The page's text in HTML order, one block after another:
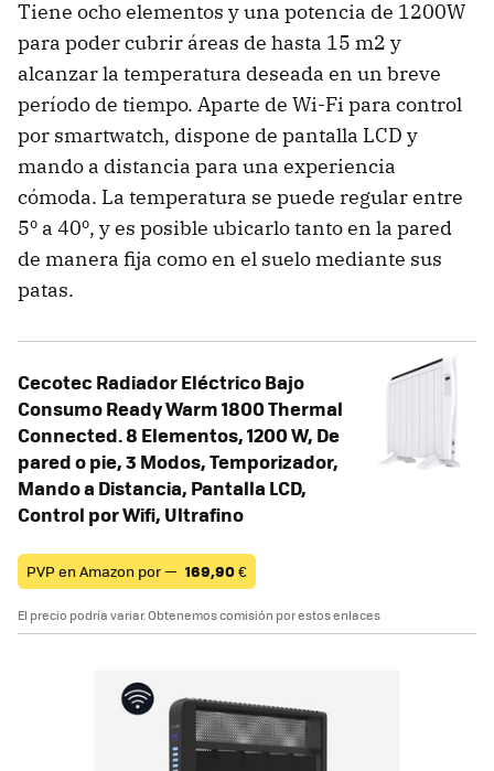
Tiene ocho elementos y una potencia de 1200W
para poder cubrir áreas de hasta 15 m2 y
alcanzar la temperatura deseada en un breve
período de tiempo. Aparte de Wi-Fi para control
por smartwatch, dispone de pantalla LCD y
mando a distancia para una experiencia
cómoda. La temperatura se puede regular entre
5º a 40º, y es posible ubicarlo tanto en la pared
de manera fija como en el suelo mediante sus
patas.
Cecotec Radiador Eléctrico Bajo
Consumo Ready Warm 1800 Thermal
Connected. 8 Elementos, 1200 W, De
pared o pie, 3 Modos, Temporizador,
Mando a Distancia, Pantalla LCD,
Control por Wifi, Ultrafino
PVP en Amazon por — 169,90€
El precio podría variar. Obtenemos comisión por estos enlaces